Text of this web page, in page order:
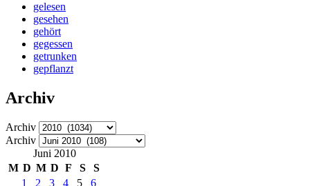
gelesen
gesehen
gehört
gegessen
getrunken
gepflanzt
Archiv
Archiv
Archiv
Juni 2010
M D M D F S
S
1
2 3 4 5 6